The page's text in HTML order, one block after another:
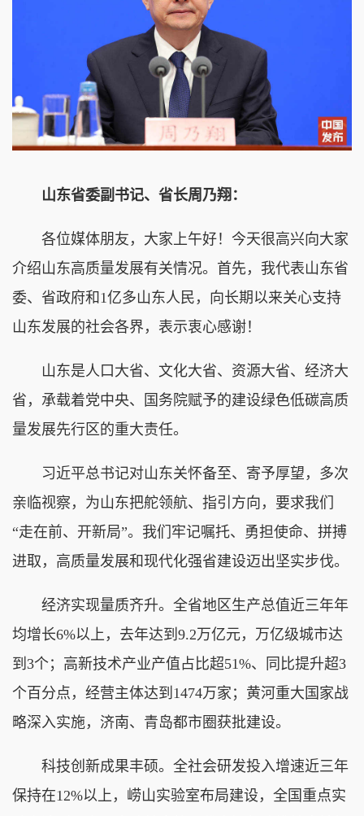
山东省委副书记、省长周乃翔：
各位媒体朋友，大家上午好！今天很高兴向大家
介绍山东高质量发展有关情况。首先，我代表山东省
委、省政府和1亿多山东人民，向长期以来关心支持
山东发展的社会各界，表示衷心感谢！
山东是人口大省、文化大省、资源大省、经济大
省，承载着党中央、国务院赋予的建设绿色低碳高质
量发展先行区的重大责任。
习近平总书记对山东关怀备至、寄予厚望，多次
亲临视察，为山东把舵领航、指引方向，要求我们
“走在前、开新局”。我们牢记嘱托、勇担使命、拼搏
进取，高质量发展和现代化强省建设迈出坚实步伐。
经济实现量质齐升。全省地区生产总值近三年年
均增长6%以上，去年达到9.2万亿元，万亿级城市达
到3个；高新技术产业产值占比超51%、同比提升超3
个百分点，经营主体达到1474万家；黄河重大国家战
略深入实施，济南、青岛都市圈获批建设。
科技创新成果丰硕。全社会研发投入增速近三年
保持在12%以上，崂山实验室布局建设，全国重点实